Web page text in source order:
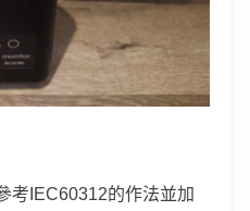
考IEC60312的作法並加